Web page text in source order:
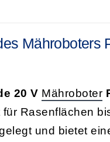
Mähroboters
20 V Mähroboter
für Rasenflächen
und bietet